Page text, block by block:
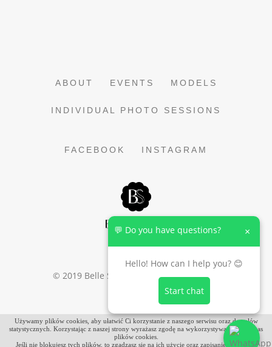
Używamy plików cookies, aby ułatwić Ci korzystanie z naszego serwisu oraz do celów
statystycznych. Korzystając z naszej strony wyrażasz zgodę na wykorzystywanie przez nas
plików cookies.
Jeśli nie blokujesz tych plików, to zgadzasz się na ich użycie oraz zapisanie w pamięci
ABOUT EVENTS MODELS
INDIVIDUAL PHOTO SESSIONS
FACEBOOK INSTAGRAM
© 2019 Belle Shoots , All Rights Reserved.
💬 Do you have questions? ×
Hello! How can I help you? 😊
Start chat